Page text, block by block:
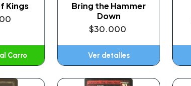
Kings
Carro
Bring the Hammer
Down
$30.000
Ver detalles